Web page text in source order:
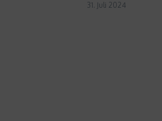
31. Juli 2024